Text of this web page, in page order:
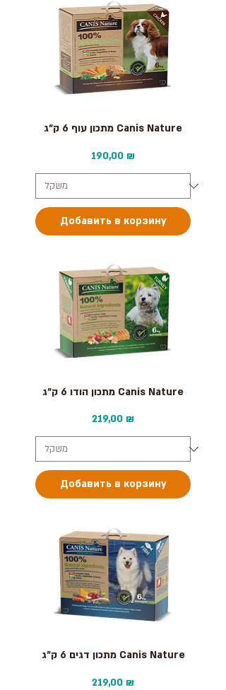
מתכון עוף 6 ק״ג Canis Nature
Цена
190,00 ₪
Добавить в корзину
מתכון הודו 6 ק״ג Canis Nature
Цена
219,00 ₪
Добавить в корзину
מתכון דגים 6 ק״ג Canis Nature
Цена
219,00 ₪